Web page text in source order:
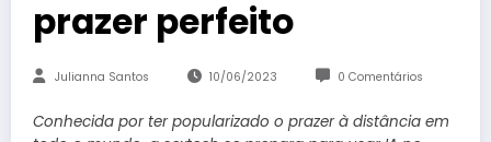
prazer perfeito
Julianna Santos 10/06/2023 0 Comentários
Conhecida por ter popularizado o prazer à distância em